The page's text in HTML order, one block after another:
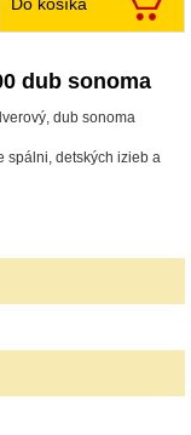
dub sonoma
dub sonoma
spálni, detských izieb a